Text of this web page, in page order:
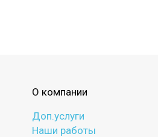
О компании
Доп.услуги
Наши работы